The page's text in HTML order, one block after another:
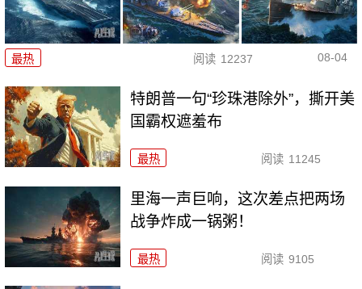
最热 阅读 12237 08-04
特朗普一句“珍珠港除外”，撕开美
国霸权遮羞布
最热 阅读 11245
里海一声巨响，这次差点把两场
战争炸成一锅粥！
最热 阅读 9105